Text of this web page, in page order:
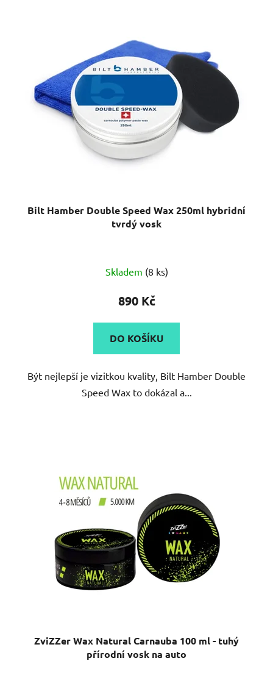
Bilt Hamber Double Speed Wax 250ml hybridní
tvrdý vosk
hodnocení
produktu
5,0
z
hvězdiček.
Skladem (8 ks)
890 Kč
DO KOŠÍKU
Být nejlepší je vizitkou kvality, Bilt Hamber Double
Speed Wax to dokázal a...
ZviZZer Wax Natural Carnauba 100 ml - tuhý
přírodní vosk na auto